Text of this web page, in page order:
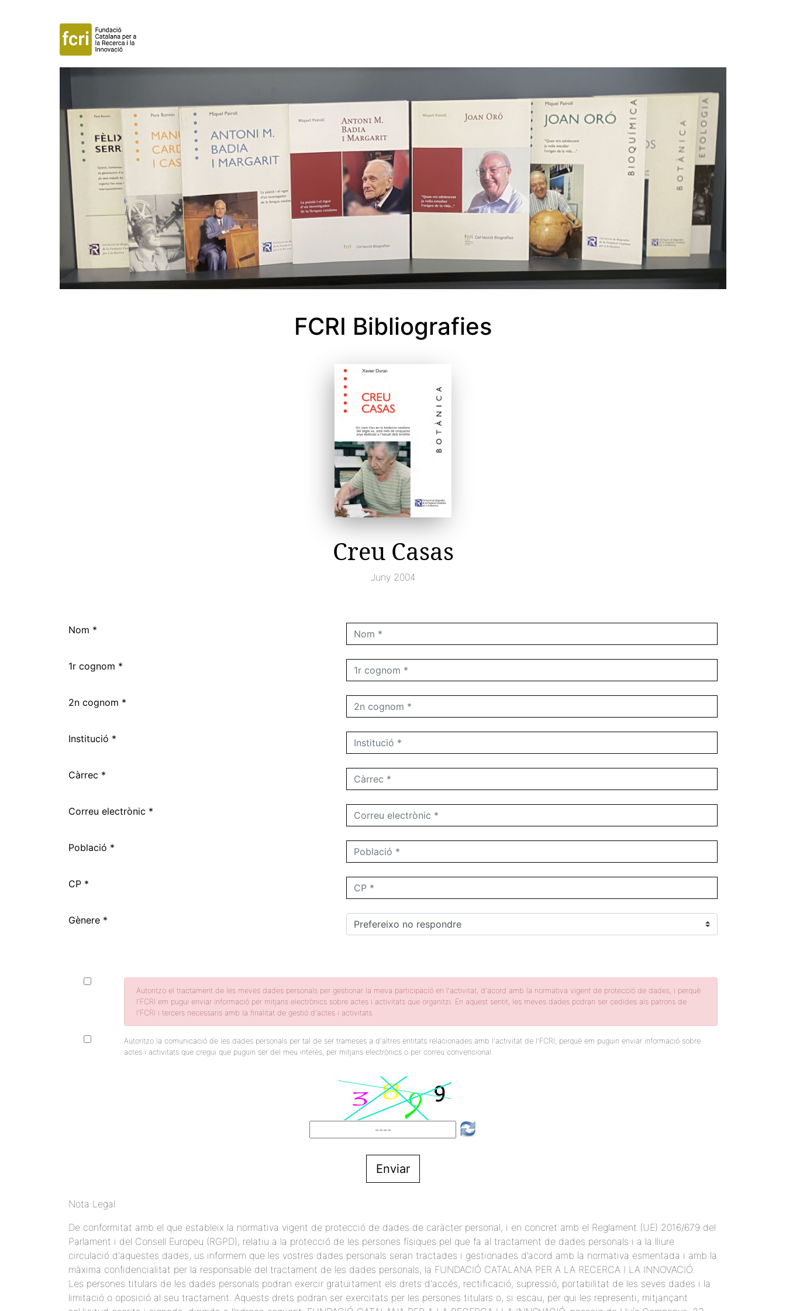
FCRI Bibliografies
Creu Casas
Juny 2004
Nom *
1r cognom *
2n cognom *
Institució *
Càrrec *
Correu electrònic *
Població *
CP *
Gènere *
Autoritzo el tractament de les meves dades personals per gestionar la meva participació en l'activitat, d'acord amb la normativa vigent de protecció de dades, i perquè
l'FCRI em pugui enviar informació per mitjans electrònics sobre actes i activitats que organitzi. En aquest sentit, les meves dades podran ser cedides als patrons de
l'FCRI i tercers necessaris amb la finalitat de gestió d'actes i activitats.
Autoritzo la comunicació de les dades personals per tal de ser trameses a d'altres entitats relacionades amb l'activitat de l'FCRI, perquè em puguin enviar informació sobre
actes i activitats que cregui que puguin ser del meu interès, per mitjans electrònics o per correu convencional.
Enviar
Nota Legal
De conformitat amb el que estableix la normativa vigent de protecció de dades de caràcter personal, i en concret amb el Reglament (UE) 2016/679 del
Parlament i del Consell Europeu (RGPD), relatiu a la protecció de les persones físiques pel que fa al tractament de dades personals i a la lliure
circulació d'aquestes dades, us informem que les vostres dades personals seran tractades i gestionades d’acord amb la normativa esmentada i amb la
màxima confidencialitat per la responsable del tractament de les dades personals, la FUNDACIÓ CATALANA PER A LA RECERCA I LA INNOVACIÓ.
Les persones titulars de les dades personals podran exercir gratuïtament els drets d'accés, rectificació, supressió, portabilitat de les seves dades i la
limitació o oposició al seu tractament. Aquests drets podran ser exercitats per les persones titulars o, si escau, per qui les representi, mitjançant